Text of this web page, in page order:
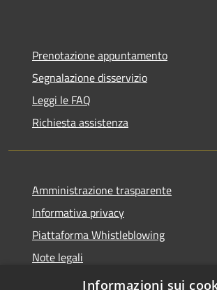
Prenotazione appuntamento
Segnalazione disservizio
Leggi le FAQ
Richiesta assistenza
Amministrazione trasparente
Informativa privacy
Piattaforma Whistleblowing
Note legali
Dichiarazione di accessibilità
Informazioni sui